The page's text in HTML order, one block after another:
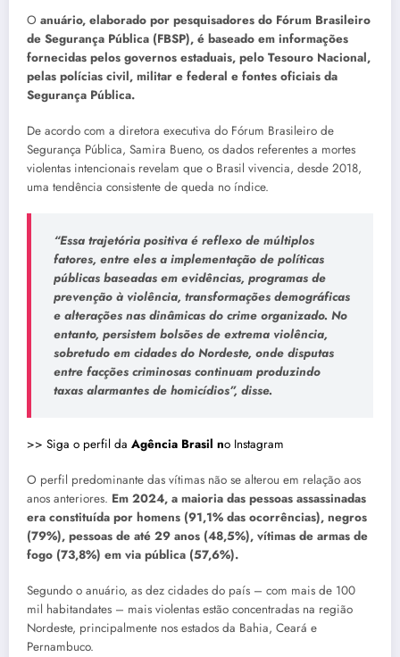
O anuário, elaborado por pesquisadores do Fórum Brasileiro
de Segurança Pública (FBSP), é baseado em informações
fornecidas pelos governos estaduais, pelo Tesouro Nacional,
pelas polícias civil, militar e federal e fontes oficiais da
Segurança Pública.
De acordo com a diretora executiva do Fórum Brasileiro de
Segurança Pública, Samira Bueno, os dados referentes a mortes
violentas intencionais revelam que o Brasil vivencia, desde 2018,
uma tendência consistente de queda no índice.
“Essa trajetória positiva é reflexo de múltiplos
fatores, entre eles a implementação de políticas
públicas baseadas em evidências, programas de
prevenção à violência, transformações demográficas
e alterações nas dinâmicas do crime organizado. No
entanto, persistem bolsões de extrema violência,
sobretudo em cidades do Nordeste, onde disputas
entre facções criminosas continuam produzindo
taxas alarmantes de homicídios”, disse.
>> Siga o perfil da Agência Brasil no Instagram
O perfil predominante das vítimas não se alterou em relação aos
anos anteriores. Em 2024, a maioria das pessoas assassinadas
era constituída por homens (91,1% das ocorrências), negros
(79%), pessoas de até 29 anos (48,5%), vítimas de armas de
fogo (73,8%) em via pública (57,6%).
Segundo o anuário, as dez cidades do país – com mais de 100
mil habitandates – mais violentas estão concentradas na região
Nordeste, principalmente nos estados da Bahia, Ceará e
Pernambuco.